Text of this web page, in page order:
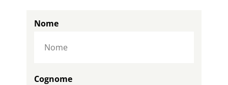
Nome
Cognome